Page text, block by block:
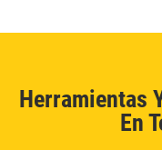
Herramientas
En